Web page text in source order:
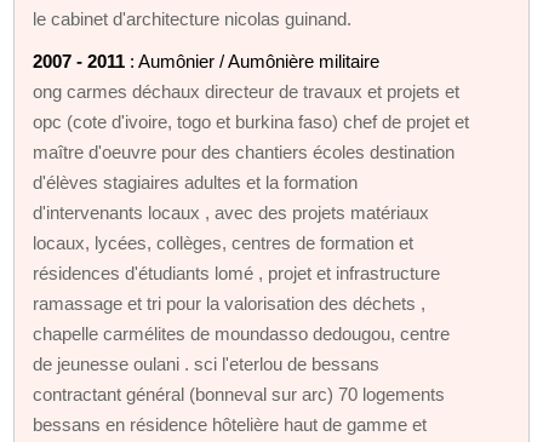
le cabinet d'architecture nicolas guinand.
2007 - 2011 : Aumônier / Aumônière militaire
ong carmes déchaux directeur de travaux et projets et
opc (cote d'ivoire, togo et burkina faso) chef de projet et
maître d'oeuvre pour des chantiers écoles destination
d'élèves stagiaires adultes et la formation
d'intervenants locaux , avec des projets matériaux
locaux, lycées, collèges, centres de formation et
résidences d'étudiants lomé , projet et infrastructure
ramassage et tri pour la valorisation des déchets ,
chapelle carmélites de moundasso dedougou, centre
de jeunesse oulani . sci l'eterlou de bessans
contractant général (bonneval sur arc) 70 logements
bessans en résidence hôtelière haut de gamme et